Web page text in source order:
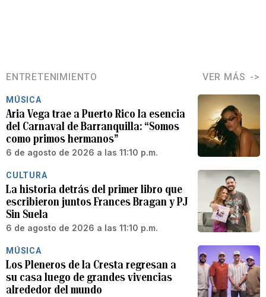
ENTRETENIMIENTO VER MÁS
MÚSICA
Aria Vega trae a Puerto Rico la esencia
del Carnaval de Barranquilla: “Somos
como primos hermanos”
6 de agosto de 2026 a las 11:10 p.m.
CULTURA
La historia detrás del primer libro que
escribieron juntos Frances Bragan y PJ
Sin Suela
6 de agosto de 2026 a las 11:10 p.m.
MÚSICA
Los Pleneros de la Cresta regresan a
su casa luego de grandes vivencias
alrededor del mundo